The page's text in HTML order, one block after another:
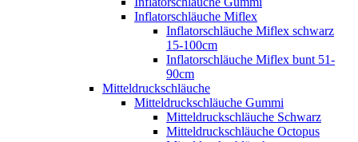
Inflatorschläuche Miflex
Inflatorschläuche Miflex schwarz
15-100cm
Inflatorschläuche Miflex bunt 51-
90cm
Mitteldruckschläuche
Mitteldruckschläuche Gummi
Mitteldruckschläuche Schwarz
Mitteldruckschläuche Octopus